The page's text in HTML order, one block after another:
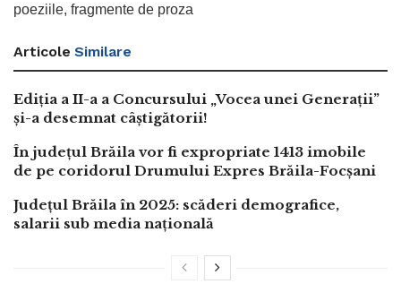
poeziile, fragmente de proza
Articole Similare
Ediția a II-a a Concursului „Vocea unei Generații”
și-a desemnat câștigătorii!
În județul Brăila vor fi expropriate 1413 imobile
de pe coridorul Drumului Expres Brăila-Focșani
Județul Brăila în 2025: scăderi demografice,
salarii sub media națională